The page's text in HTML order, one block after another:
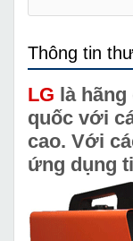
Thông tin
LG là
quốc với
cao. Với
ứng dụng